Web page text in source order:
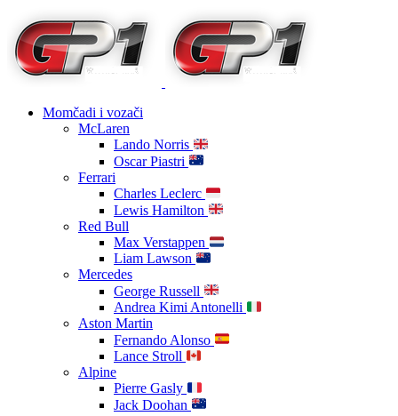
Momčadi i vozači
McLaren
Lando Norris
Oscar Piastri
Ferrari
Charles Leclerc
Lewis Hamilton
Red Bull
Max Verstappen
Liam Lawson
Mercedes
George Russell
Andrea Kimi Antonelli
Aston Martin
Fernando Alonso
Lance Stroll
Alpine
Pierre Gasly
Jack Doohan